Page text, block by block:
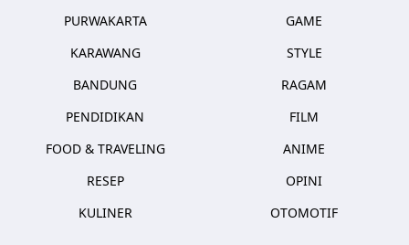
PURWAKARTA
KARAWANG
BANDUNG
PENDIDIKAN
FOOD & TRAVELING
RESEP
KULINER
GAME
STYLE
RAGAM
FILM
ANIME
OPINI
OTOMOTIF